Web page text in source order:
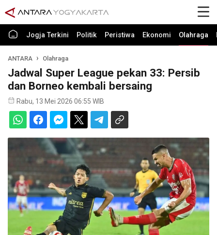
Jogja Terkini Politik Peristiwa Ekonomi Olahraga
ANTARA Olahraga
Jadwal Super League pekan 33: Persib
dan Borneo kembali bersaing
Rabu, 13 Mei 2026 06:55 WIB